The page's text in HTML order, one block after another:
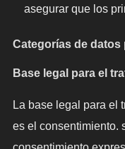
asegurar que los
Categorías de datos
Base legal para el
La base legal para el
es el consentimiento.